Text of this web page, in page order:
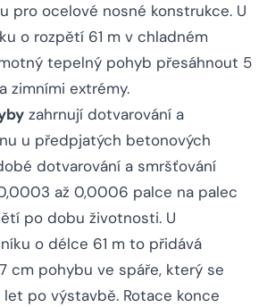
pro ocelové nosné konstrukce. U
o rozpětí 61 m v chladném
tepelný pohyb přesáhnout 5
zimními extrémy.
zahrnují dotvarování a
u předpjatých betonových
dotvarování a smršťování
až 0,0006 palce na palec
po dobu životnosti. U
o délce 61 m to přidává
cm pohybu ve spáře, který se
po výstavbě. Rotace konce